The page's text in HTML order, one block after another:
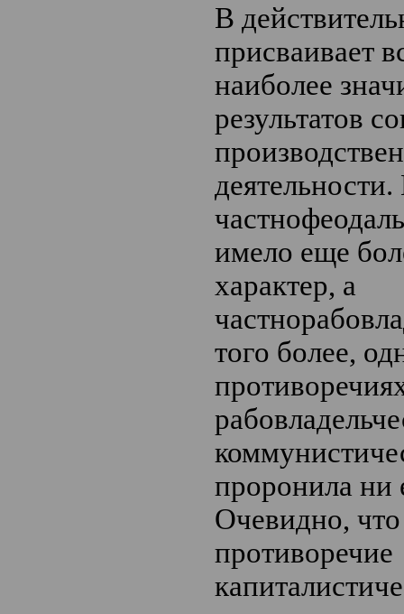
В
присваивает
наиболее
результатов
деятельности.
имело еще
характер, а
того более,
проронила ни
Очевидно,
противоречие